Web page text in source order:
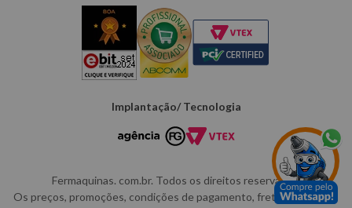
Implantação/ Tecnologia
Fermaquinas. com.br. Todos os direitos reservados.
Os preços, promoções, condições de pagamento, frete e produtos